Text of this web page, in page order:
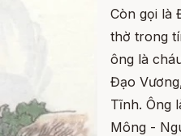
Còn gọi là
thờ trong
ông là
Đạo
Tĩnh. Ông
Mông -